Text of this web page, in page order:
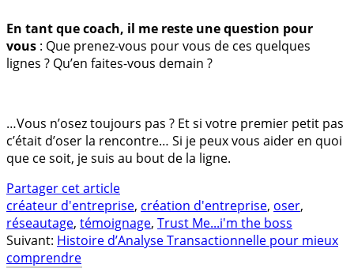
En tant que coach, il me reste une question pour
vous : Que prenez-vous pour vous de ces quelques
lignes ? Qu’en faites-vous demain ?
…Vous n’osez toujours pas ? Et si votre premier petit pas
c’était d’oser la rencontre… Si je peux vous aider en quoi
que ce soit, je suis au bout de la ligne.
Partager cet article
créateur d'entreprise, création d'entreprise, oser,
réseautage, témoignage, Trust Me...i'm the boss
Suivant: Histoire d’Analyse Transactionnelle pour mieux
comprendre